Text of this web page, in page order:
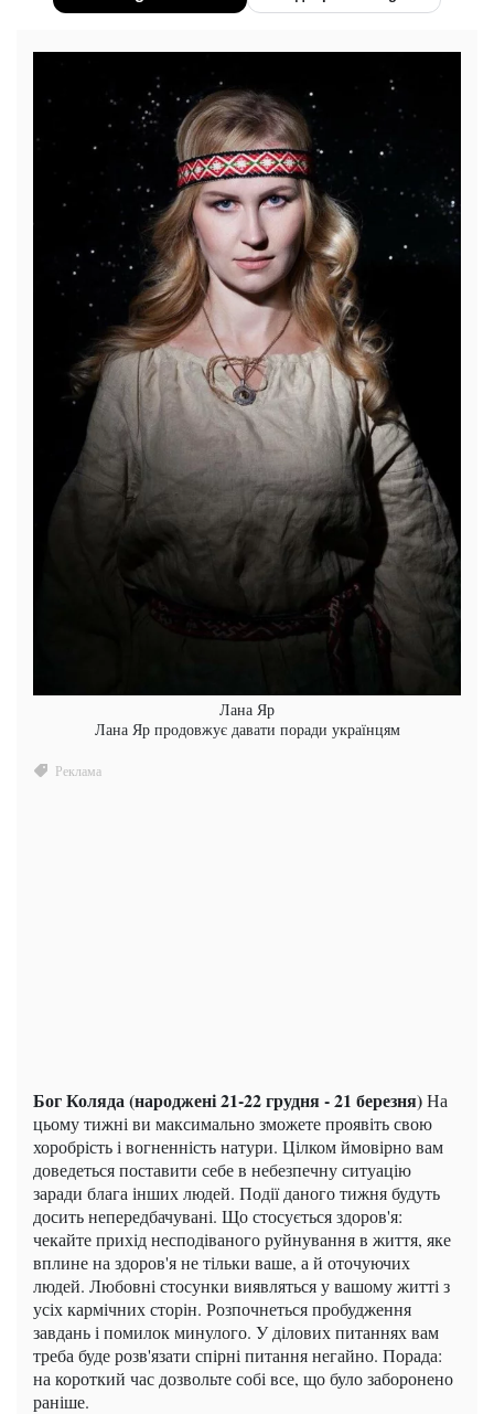
Лана Яр
Лана Яр продовжує давати поради українцям
Бог Коляда (народжені 21-22 грудня - 21 березня)На
цьому тижні ви максимально зможете проявіть свою
хоробрість і вогненність натури. Цілком ймовірно вам
доведеться поставити себе в небезпечну ситуацію
заради блага інших людей. Події даного тижня будуть
досить непередбачувані. Що стосується здоров'я:
чекайте прихід несподіваного руйнування в життя, яке
вплине на здоров'я не тільки ваше, а й оточуючих
людей. Любовні стосунки виявляться у вашому житті з
усіх кармічних сторін. Розпочнеться пробудження
завдань і помилок минулого. У ділових питаннях вам
треба буде розв'язати спірні питання негайно. Порада:
на короткий час дозвольте собі все, що було заборонено
раніше.